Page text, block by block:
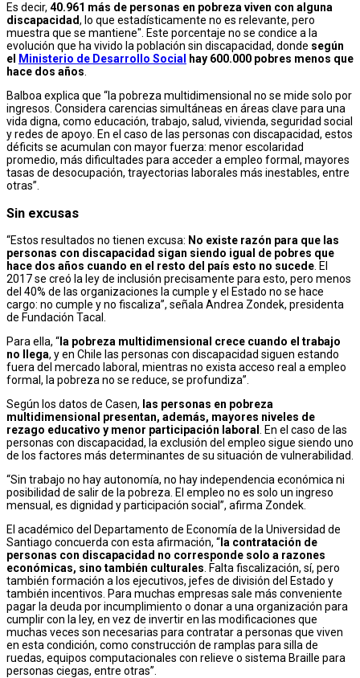
Es decir, 40.961 más de personas en pobreza viven con alguna
discapacidad, lo que estadísticamente no es relevante, pero
muestra que se mantiene". Este porcentaje no se condice a la
evolución que ha vivido la población sin discapacidad, donde según
el
Ministerio de Desarrollo Social
hay 600.000 pobres menos que
hace dos años.
Balboa explica que “la pobreza multidimensional no se mide solo por
ingresos. Considera carencias simultáneas en áreas clave para una
vida digna, como educación, trabajo, salud, vivienda, seguridad social
y redes de apoyo. En el caso de las personas con discapacidad, estos
déficits se acumulan con mayor fuerza: menor escolaridad
promedio, más dificultades para acceder a empleo formal, mayores
tasas de desocupación, trayectorias laborales más inestables, entre
otras”.
Sin excusas
“Estos resultados no tienen excusa: No existe razón para que las
personas con discapacidad sigan siendo igual de pobres que
hace dos años cuando en el resto del país esto no sucede . El
2017 se creó la ley de inclusión precisamente para esto, pero menos
del 40% de las organizaciones la cumple y el Estado no se hace
cargo: no cumple y no fiscaliza”, señala Andrea Zondek, presidenta
de Fundación Tacal.
Para ella, “ la pobreza multidimensional crece cuando el trabajo
no llega, y en Chile las personas con discapacidad siguen estando
fuera del mercado laboral, mientras no exista acceso real a empleo
formal, la pobreza no se reduce, se profundiza”.
Según los datos de Casen, las personas en pobreza
multidimensional presentan, además, mayores niveles de
rezago educativo y menor participación laboral
. En el caso de las
personas con discapacidad, la exclusión del empleo sigue siendo uno
de los factores más determinantes de su situación de vulnerabilidad.
“Sin trabajo no hay autonomía, no hay independencia económica ni
posibilidad de salir de la pobreza. El empleo no es solo un ingreso
mensual, es dignidad y participación social”, afirma Zondek.
El académico del Departamento de Economía de la Universidad de
Santiago concuerda con esta afirmación, “ la contratación de
personas con discapacidad no corresponde solo a razones
económicas, sino también culturales . Falta fiscalización, sí, pero
también formación a los ejecutivos, jefes de división del Estado y
también incentivos. Para muchas empresas sale más conveniente
pagar la deuda por incumplimiento o donar a una organización para
cumplir con la ley, en vez de invertir en las modificaciones que
muchas veces son necesarias para contratar a personas que viven
en esta condición, como construcción de ramplas para silla de
ruedas, equipos computacionales con relieve o sistema Braille para
personas ciegas, entre otras”.